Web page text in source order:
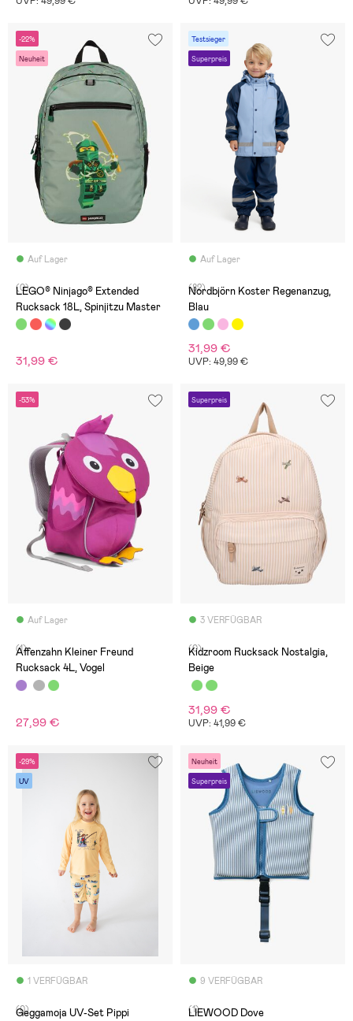
-22%
Neuheit
Auf Lager
(0)
LEGO® Ninjago® Extended
Rucksack 18L, Spinjitzu Master
31,99 €
Testsieger
Superpreis
Auf Lager
(82)
Nordbjörn Koster Regenanzug,
Blau
31,99 €
UVP: 49,99 €
-53%
Auf Lager
(1)
Affenzahn Kleiner Freund
Rucksack 4L, Vogel
27,99 €
Superpreis
3 VERFÜGBAR
(0)
Kidzroom Rucksack Nostalgia,
Beige
31,99 €
UVP: 41,99 €
-29%
UV
1 VERFÜGBAR
(0)
Geggamoja UV-Set Pippi
Neuheit
Superpreis
9 VERFÜGBAR
(1)
LIEWOOD Dove